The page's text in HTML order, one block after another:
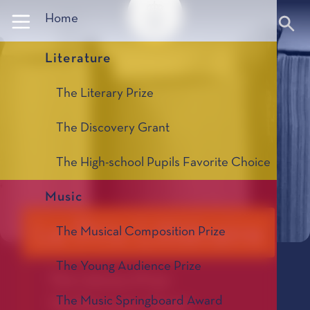
Home
Literature
The Literary Prize
The Discovery Grant
The High-school Pupils Favorite Choice
Music
The Musical Composition Prize
The Young Audience Prize
The Music Springboard Award
Le Prix Littéraire
The Discovery Grant